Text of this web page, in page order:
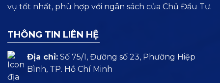
vụ tốt nhất, phù hợp với ngân sách của Chủ Đầu Tư.
THÔNG TIN LIÊN HỆ
Địa chỉ: Số 75/1, Đường số 23, Phường Hiệp
Bình, TP. Hồ Chí Minh